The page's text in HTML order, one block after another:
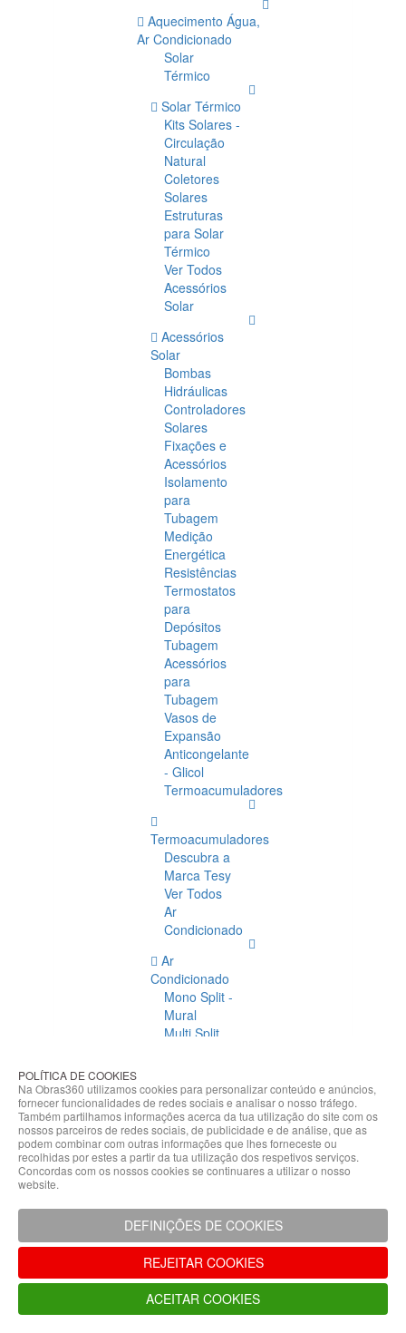
Aquecimento Água,
Ar Condicionado
Solar
Térmico
Solar Térmico
Kits Solares -
Circulação
Natural
Coletores
Solares
Estruturas
para Solar
Térmico
Ver Todos
Acessórios
Solar
Acessórios
Solar
Bombas
Hidráulicas
Controladores
Solares
Fixações e
Acessórios
Isolamento
para
Tubagem
Medição
Energética
Resistências
Termostatos
para
Depósitos
Tubagem
Acessórios
para
Tubagem
Vasos de
Expansão
Anticongelante
- Glicol
Termoacumuladores
Termoacumuladores
Descubra a
Marca Tesy
Ver Todos
Ar
Condicionado
Ar
Condicionado
Mono Split -
Mural
Multi Split
Condicionado
Acessórios
Climatização
Acessórios
Climatização
Hidráulicas
Controladores
Fixações e
Acessórios
Isolamento
para
Tubagem
POLÍTICA DE COOKIES
Na Obras360 utilizamos cookies para personalizar conteúdo e anúncios,
fornecer funcionalidades de redes sociais e analisar o nosso tráfego.
Também partilhamos informações acerca da tua utilização do site com os
nossos parceiros de redes sociais, de publicidade e de análise, que as
podem combinar com outras informações que lhes forneceste ou
recolhidas por estes a partir da tua utilização dos respetivos serviços.
Concordas com os nossos cookies se continuares a utilizar o nosso
website.
DEFINIÇÕES DE COOKIES
REJEITAR COOKIES
ACEITAR COOKIES